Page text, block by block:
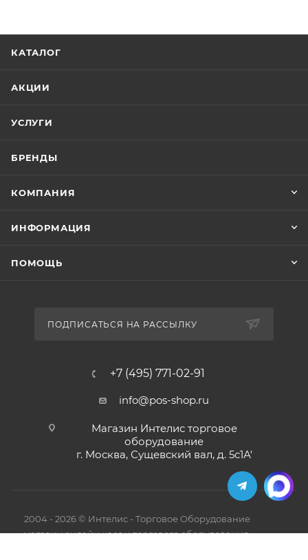
КАТАЛОГ
АКЦИИ
УСЛУГИ
БРЕНДЫ
КОМПАНИЯ
ИНФОРМАЦИЯ
ПОМОЩЬ
ПОДПИСАТЬСЯ НА РАССЫЛКУ
+7 (495) 771-02-91
info@pos-shop.ru
Магазин Интелис торговое
оборудование
г. Москва, Сущевский вал, д. 5с1А'
2004 - 2026 © Интелис - Торговое Оборудование
магазин онлайн касс и торгового оборудования.